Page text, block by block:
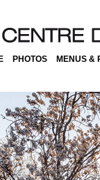
PHOTOS MENUS &